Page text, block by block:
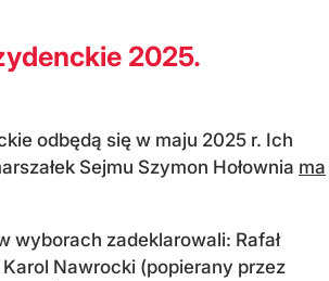
2025.
odbędą się w maju 2025 r. Ich
Sejmu Szymon Hołownia ma
wyborach zadeklarowali: Rafał
Nawrocki (popierany przez